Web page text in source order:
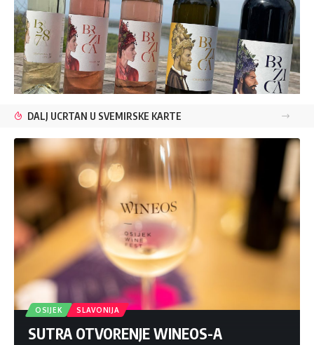
DALJ UCRTAN U SVEMIRSKE KARTE
OSIJEK SLAVONIJA
SUTRA OTVORENJE WINEOS-A